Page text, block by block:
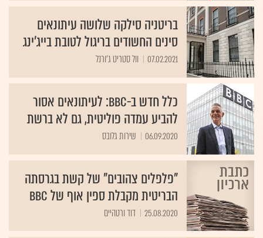
בריטניה סילקה שלושה עיתונאים
סינים החשודים בריגול לטובת בייג'ינג
07.02.2021 וול סטריט ג'ורנל
כלל חדש ב-BBC: לעיתונאים אסור
להביע עמדה פוליטית, גם לא ברשת
06.09.2020 שירות גלובס
"פלפלים צהובים" של קשת בגרסתה
הבריטית מקבלת ספין אוף של BBC
25.08.2020 דוד ורטהיים